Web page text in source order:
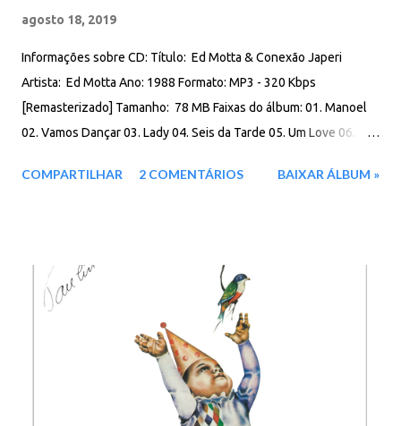
agosto 18, 2019
Informações sobre CD: Título: Ed Motta & Conexão Japeri
Artista: Ed Motta Ano: 1988 Formato: MP3 - 320 Kbps
[Remasterizado] Tamanho: 78 MB Faixas do álbum: 01. Manoel
02. Vamos Dançar 03. Lady 04. Seis da Tarde 05. Um Love 06.
A Rua Download: Google Drive - Box - MEGA - MediaFire
COMPARTILHAR 2 COMENTÁRIOS BAIXAR ÁLBUM »